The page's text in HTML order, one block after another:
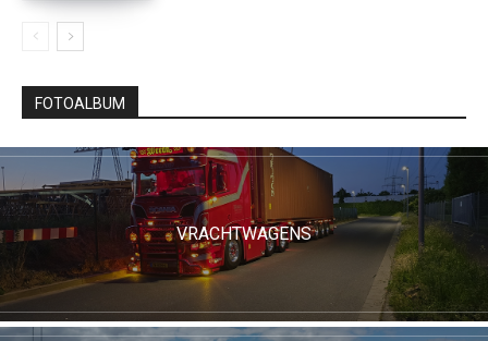
FOTOALBUM
VRACHTWAGENS